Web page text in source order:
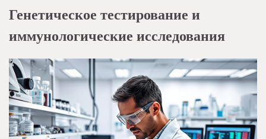
Генетическое тестирование и
иммунологические исследования